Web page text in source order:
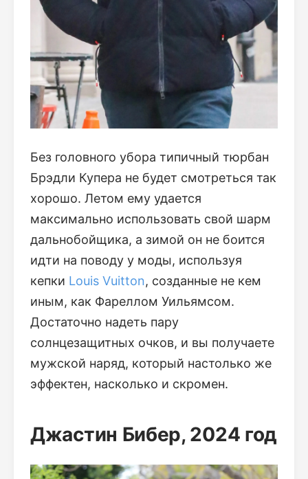
Без головного убора типичный тюрбан
Брэдли Купера не будет смотреться так
хорошо. Летом ему удается
максимально использовать свой шарм
дальнобойщика, а зимой он не боится
идти на поводу у моды, используя
кепки Louis Vuitton, созданные не кем
иным, как Фареллом Уильямсом.
Достаточно надеть пару
солнцезащитных очков, и вы получаете
мужской наряд, который настолько же
эффектен, насколько и скромен.
Джастин Бибер, 2024 год